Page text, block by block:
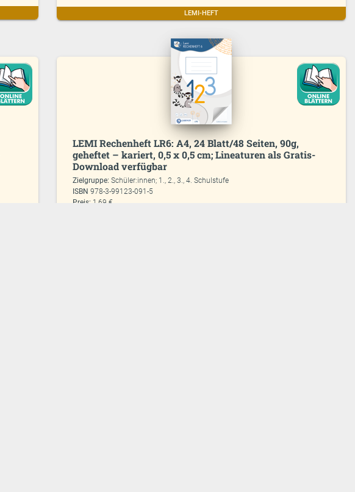
LEMI-HEFT
LEMI Rechenheft LR6: A4, 24 Blatt/48 Seiten, 90g,
geheftet – kariert, 0,5 x 0,5 cm; Lineaturen als Gratis-
Download verfügbar
Zielgruppe:Schüler:innen; 1., 2., 3., 4. Schulstufe
ISBN978-3-99123-091-5
Preis: 1,69 €